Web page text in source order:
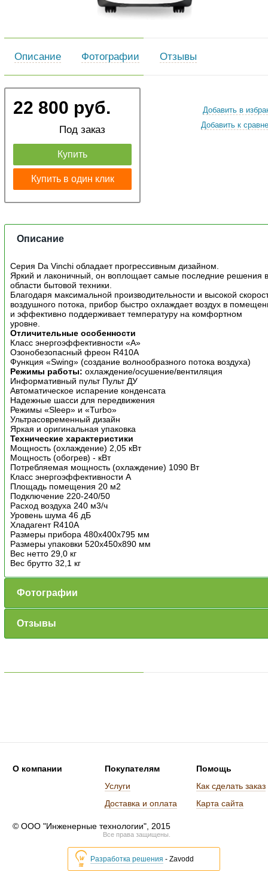
Описание Фотографии Отзывы
22 800 руб.
Под заказ
Купить
Купить в один клик
Добавить в
Добавить к
Описание
Серия Da Vinchi обладает прогрессивным дизайном.
Яркий и лаконичный, он воплощает самые последние решения
области бытовой техники.
Благодаря максимальной производительности и высокой
воздушного потока, прибор быстро охлаждает воздух в
и эффективно поддерживает температуру на комфортном
уровне.
Отличительные особенности
Класс энергоэффективности «А»
Озонобезопасный фреон R410A
Функция «Swing» (создание волнообразного потока воздуха)
Режимы работы:охлаждение/осушение/вентиляция
Информативный пульт Пульт ДУ
Автоматическое испарение конденсата
Надежные шасси для передвижения
Режимы «Sleep» и «Turbo»
Ультрасовременный дизайн
Яркая и оригинальная упаковка
Технические характеристики
Мощность (охлаждение) 2,05 кВт
Мощность (обогрев) - кВт
Потребляемая мощность (охлаждение) 1090 Вт
Класс энергоэффективности A
Площадь помещения 20 м2
Подключение 220-240/50
Расход воздуха 240 м3/ч
Уровень шума 46 дБ
Хладагент R410A
Размеры прибора 480х400х795 мм
Размеры упаковки 520х450х890 мм
Вес нетто 29,0 кг
Вес брутто 32,1 кг
Фотографии
Отзывы
О компании
Покупателям
Услуги
Доставка и оплата
Помощь
Как сделать заказ
Карта сайта
© ООО "Инженерные технологии", 2015
Все права защищены.
Разработка решения - Zavodd